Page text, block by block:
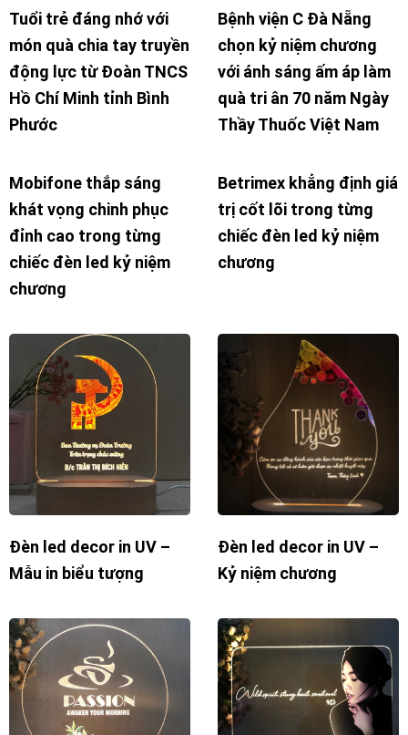
Tuổi trẻ đáng nhớ với
món quà chia tay truyền
động lực từ Đoàn TNCS
Hồ Chí Minh tỉnh Bình
Phước
Bệnh viện C Đà Nẵng
chọn kỷ niệm chương
với ánh sáng ấm áp làm
quà tri ân 70 năm Ngày
Thầy Thuốc Việt Nam
Mobifone thắp sáng
khát vọng chinh phục
đỉnh cao trong từng
chiếc đèn led kỷ niệm
chương
Betrimex khẳng định giá
trị cốt lõi trong từng
chiếc đèn led kỷ niệm
chương
Đèn led decor in UV –
Mẫu in biểu tượng
Đèn led decor in UV –
Kỷ niệm chương